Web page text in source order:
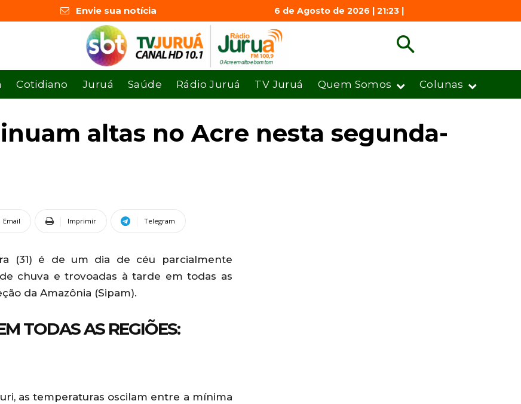
Envie sua notícia 6 de Agosto de 2026 | 21:23 |
Cotidiano Juruá Saúde Rádio Juruá TV Juruá Quem Somos Colunas
altas no Acre nesta segunda-
Email Imprimir Telegram
(31) é de um dia de céu parcialmente
chuva e trovoadas à tarde em todas as
da Amazônia (Sipam).
TODAS AS REGIÕES:
as temperaturas oscilam entre a mínima